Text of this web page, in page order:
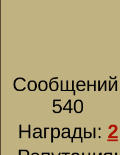
540
Награды: 2